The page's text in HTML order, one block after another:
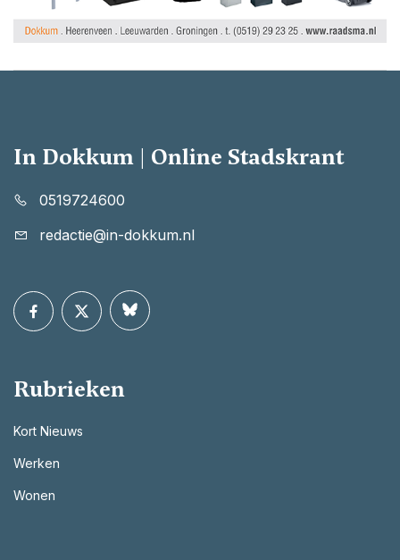
In Dokkum | Online Stadskrant
0519724600
redactie@in-dokkum.nl
Rubrieken
Kort Nieuws
Werken
Wonen